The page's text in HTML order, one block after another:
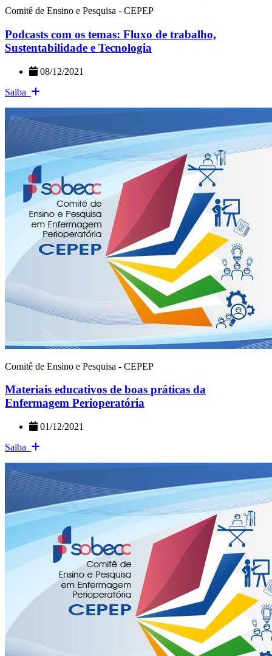
Comitê de Ensino e Pesquisa - CEPEP
Podcasts com os temas: Fluxo de trabalho,
Sustentabilidade e Tecnologia
08/12/2021
Saiba
Comitê de Ensino e Pesquisa - CEPEP
Materiais educativos de boas práticas da
Enfermagem Perioperatória
01/12/2021
Saiba